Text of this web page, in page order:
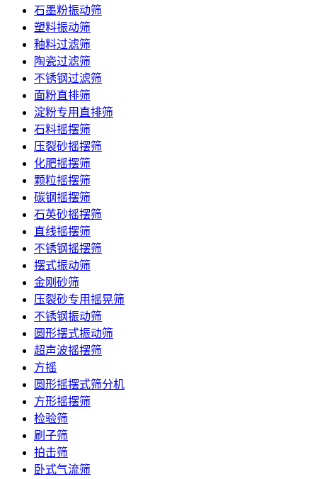
石墨粉振动筛
塑料振动筛
釉料过滤筛
陶瓷过滤筛
不锈钢过滤筛
面粉直排筛
淀粉专用直排筛
石料摇摆筛
压裂砂摇摆筛
化肥摇摆筛
颗粒摇摆筛
碳钢摇摆筛
石英砂摇摆筛
直线摇摆筛
不锈钢摇摆筛
摆式振动筛
金刚砂筛
压裂砂专用摇晃筛
不锈钢振动筛
圆形摆式振动筛
超声波摇摆筛
方摇
圆形摇摆式筛分机
方形摇摆筛
检验筛
刷子筛
拍击筛
卧式气流筛